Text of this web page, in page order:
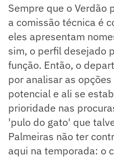
Sempre que o Verdão
a comissão técnica é
eles apresentam
sim, o perfil desejado
função. Então, o
por analisar as
potencial e ali se
prioridade nas
'pulo do gato' que
Palmeiras não ter
aqui na temporada: o